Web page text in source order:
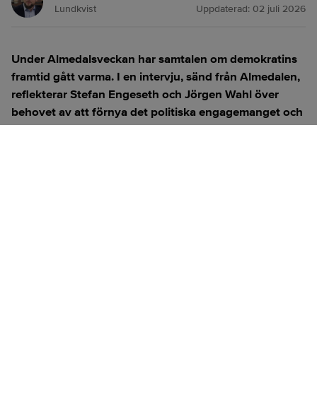
Lundkvist
Uppdaterad: 02 juli 2026
Under Almedalsveckan har samtalen om demokratins
framtid gått varma. I en intervju, sänd från Almedalen,
reflekterar Stefan Engeseth och Jörgen Wahl över
behovet av att förnya det politiska engagemanget och
hur modern teknik kan användas för att överbrygga